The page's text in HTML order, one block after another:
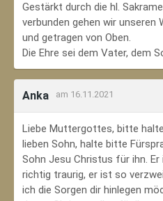
Gestärkt durch die hl.
verbunden gehen wir unseren
und getragen von Oben.
Die Ehre sei dem Vater, dem
Anka am 16.11.2021
Liebe Muttergottes, bitte
lieben Sohn, halte bitte
Sohn Jesu Christus für ihn.
richtig traurig, er ist so
ich die Sorgen dir hinlegen